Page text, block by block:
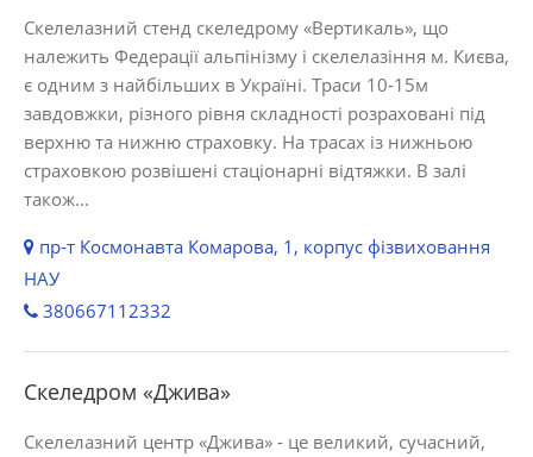
Скелелазний стенд скеледрому «Вертикаль», що
належить Федерації альпінізму і скелелазіння м. Києва,
є одним з найбільших в Україні. Траси 10-15м
завдовжки, різного рівня складності розраховані під
верхню та нижню страховку. На трасах із нижньою
страховкою розвішені стаціонарні відтяжки. В залі
також...
пр-т Космонавта Комарова, 1, корпус фізвиховання
НАУ
380667112332
Скеледром «Джива»
Скелелазний центр «Джива» - це великий, сучасний,